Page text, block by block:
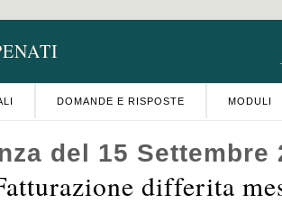
DOMANDE E RISPOSTE MODULI
del 15 Settembre
differita